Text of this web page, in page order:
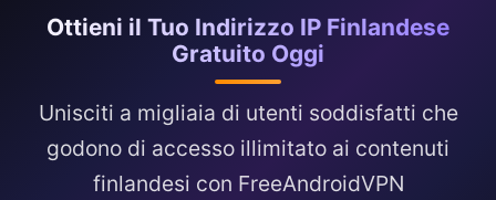
Ottieni il Tuo Indirizzo IP Finlandese
Gratuito Oggi
Unisciti a migliaia di utenti soddisfatti che
godono di accesso illimitato ai contenuti
finlandesi con FreeAndroidVPN